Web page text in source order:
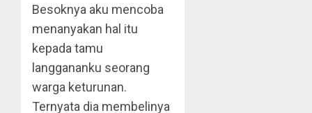
Besoknya aku mencoba
menanyakan hal itu
kepada tamu
langgananku seorang
warga keturunan.
Ternyata dia membelinya